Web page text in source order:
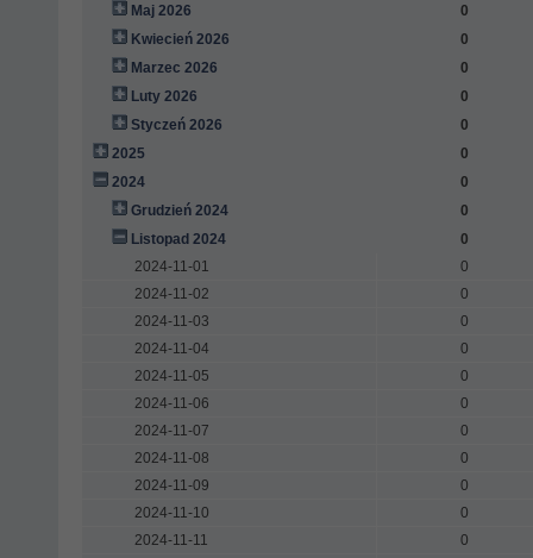
Maj 2026
0
Kwiecień 2026
0
Marzec 2026
0
Luty 2026
0
Styczeń 2026
0
2025
0
2024
0
Grudzień 2024
0
Listopad 2024
0
2024-11-01
0
2024-11-02
0
2024-11-03
0
2024-11-04
0
2024-11-05
0
2024-11-06
0
2024-11-07
0
2024-11-08
0
2024-11-09
0
2024-11-10
0
2024-11-11
0